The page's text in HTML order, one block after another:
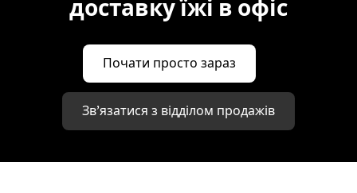
доставку їжі в офіс
Почати просто зараз
Зв’язатися з відділом продажів